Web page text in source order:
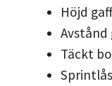
Höjd
Täckt